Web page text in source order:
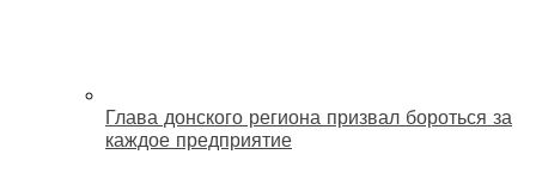
Глава донского региона призвал бороться за
каждое предприятие